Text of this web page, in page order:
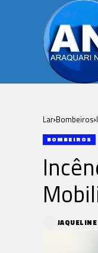
Lar Bombeiros
BOMBEIROS